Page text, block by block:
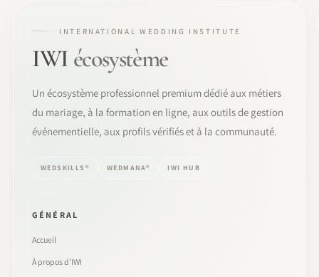
INTERNATIONAL WEDDING INSTITUTE
IWI écosystème
Un écosystème professionnel premium dédié aux métiers
du mariage, à la formation en ligne, aux outils de gestion
événementielle, aux profils vérifiés et à la communauté.
WEDSKILLS® WEDMANA® IWI HUB
GÉNÉRAL
Accueil
À propos d’IWI